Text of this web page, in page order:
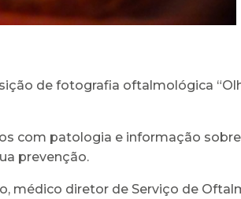
de fotografia oftalmológica
com patologia e informação
prevenção.
médico diretor de Serviço de